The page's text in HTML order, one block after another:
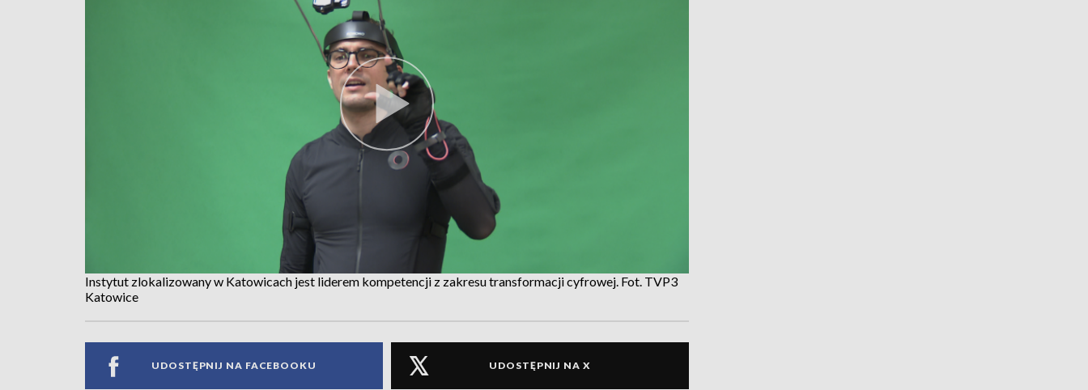
Instytut zlokalizowany w Katowicach jest liderem kompetencji z zakresu transformacji cyfrowej. Fot. TVP3
Katowice
UDOSTĘPNIJ NA FACEBOOKU UDOSTĘPNIJ NA X